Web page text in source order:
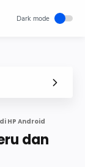
HP Android
dan